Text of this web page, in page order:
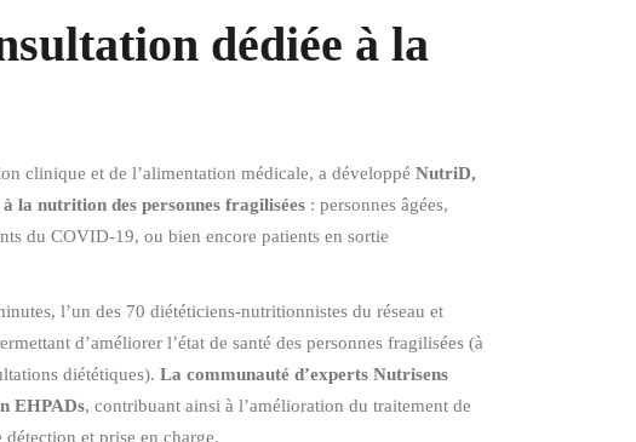
dédiée à la
clinique et de l’alimentation médicale, a développé NutriD,
la nutrition des personnes fragilisées : personnes âgées,
du COVID-19, ou bien encore patients en sortie
l’un des 70 diététiciens-nutritionnistes du réseau et
d’améliorer l’état de santé des personnes fragilisées (à
diététiques). La communauté d’experts Nutrisens
EHPADs, contribuant ainsi à l’amélioration du traitement de
et prise en charge.